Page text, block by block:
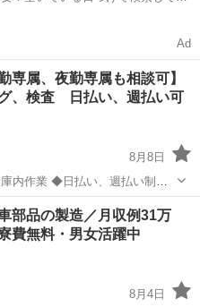
Ad
専属、夜勤専属も相談可】
、検査 日払い、週払い可
8月8日
...
部品
部品の製造／月収例31万
費無料・男女活躍中
8月4日